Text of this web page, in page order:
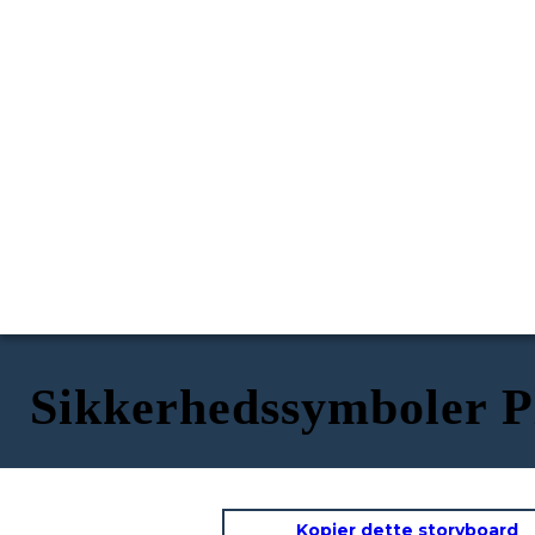
Sikkerhedssymboler
Kopier dette storyboard